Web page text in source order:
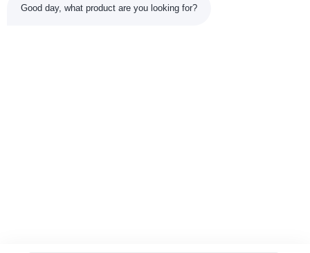
Good day, what product are you looking for?